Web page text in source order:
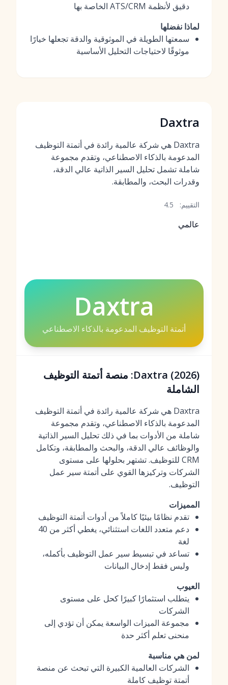
دقيق لأنظمة ATS/CRM الخاصة بها
لماذا نفضلها
سمعتها الطويلة في الموثوقية والدقة تجعلها خيارًا
موثوقًا لاحتياجات التحليل الأساسية
Daxtra
Daxtra هي شركة عالمية رائدة في أتمتة التوظيف
المدعومة بالذكاء الاصطناعي، وتقدم مجموعة
شاملة تشمل تحليل السير الذاتية عالي الدقة،
وقدرات البحث، والمطابقة.
التقييم: 4.5
عالمي
Daxtra
أتمتة التوظيف المدعومة بالذكاء الاصطناعي
Daxtra (2026): منصة أتمتة التوظيف
الشاملة
Daxtra هي شركة عالمية رائدة في أتمتة التوظيف
المدعومة بالذكاء الاصطناعي، وتقدم مجموعة
شاملة من الأدوات بما في ذلك تحليل السير الذاتية
والوظائف عالي الدقة، والبحث والمطابقة، وتكامل
CRM للتوظيف. تشتهر بحلولها على مستوى
الشركات وتركيزها القوي على أتمتة سير عمل
التوظيف.
المميزات
تقدم نظامًا بيئيًا كاملاً من أدوات أتمتة التوظيف
دعم متعدد اللغات استثنائي، يغطي أكثر من 40
لغة
تساعد في تبسيط سير عمل التوظيف بأكمله،
وليس فقط إدخال البيانات
العيوب
يتطلب استثمارًا كبيرًا كحل على مستوى
الشركات
مجموعة الميزات الواسعة يمكن أن تؤدي إلى
منحنى تعلم أكثر حدة
لمن هي مناسبة
الشركات العالمية الكبيرة التي تبحث عن منصة
أتمتة توظيف كاملة